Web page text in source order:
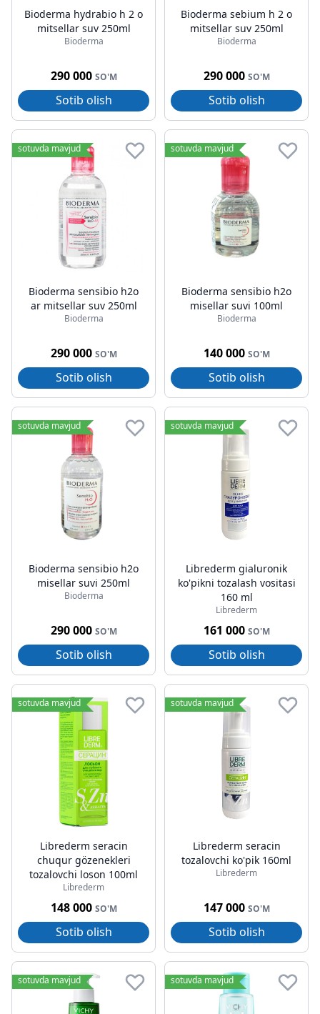
Bioderma hydrabio h 2 o
mitsellar suv 250ml
Bioderma
290 000 SO'M
Sotib olish
Bioderma sebium h 2 o
mitsellar suv 250ml
Bioderma
290 000 SO'M
Sotib olish
sotuvda mavjud
Bioderma sensibio h2o
ar mitsellar suv 250ml
Bioderma
290 000 SO'M
Sotib olish
sotuvda mavjud
Bioderma sensibio h2o
misellar suvi 100ml
Bioderma
140 000 SO'M
Sotib olish
sotuvda mavjud
Bioderma sensibio h2o
misellar suvi 250ml
Bioderma
290 000 SO'M
Sotib olish
sotuvda mavjud
Librederm gialuronik
ko'pikni tozalash vositasi
160 ml
Librederm
161 000 SO'M
Sotib olish
sotuvda mavjud
Librederm seracin
chuqur gözenekleri
tozalovchi loson 100ml
Librederm
148 000 SO'M
Sotib olish
sotuvda mavjud
Librederm seracin
tozalovchi ko'pik 160ml
Librederm
147 000 SO'M
Sotib olish
sotuvda mavjud sotuvda mavjud